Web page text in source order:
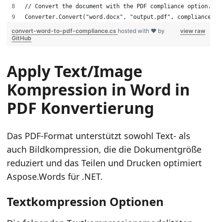
// Convert the document with the PDF compliance option.
Converter.Convert("word.docx", "output.pdf",
view raw
convert-word-to-pdf-compliance.cs hosted with ❤ by
GitHub
Apply Text/Image
Kompression in Word in
PDF Konvertierung
Das PDF-Format unterstützt sowohl Text- als
auch Bildkompression, die die Dokumentgröße
reduziert und das Teilen und Drucken optimiert
Aspose.Words für .NET.
Textkompression Optionen